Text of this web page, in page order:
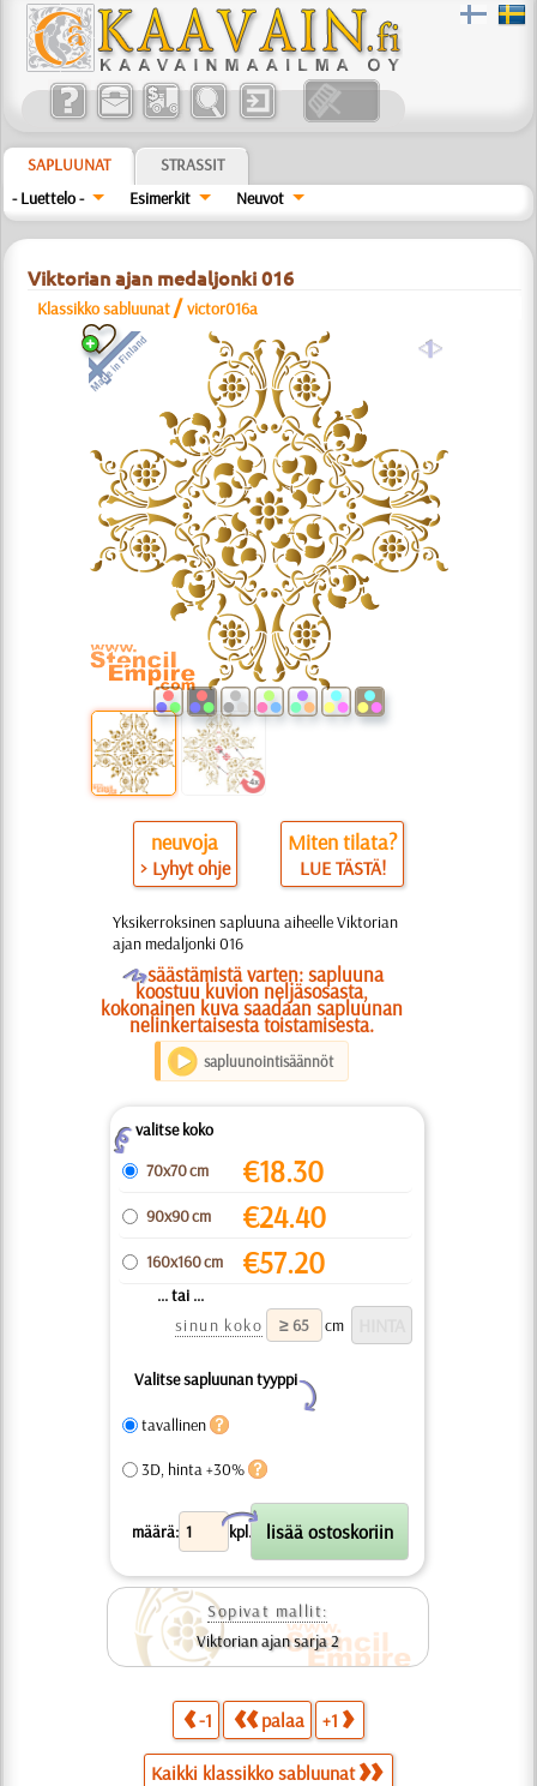
SAPLUUNAT
STRASSIT
- Luettelo -
Esimerkit Neuvot
Viktorian ajan medaljonki 016
Klassikko sabluunat /victor016a
a
neuvoja
> Lyhyt ohje
Miten tilata?
LUE TÄSTÄ!
Yksikerroksinen sapluuna aiheelle Viktorian
ajan medaljonki 016
Osäästämistä varten: sapluuna
koostuu kuvion neljäsosasta,
kokonainen kuva saadaan sapluunan
nelinkertaisesta toistamisesta.
sapluunointisäännöt
Zvalitse koko
70x70 cm
€18.30
90x90 cm €24.40
160x160 cm €57.20
... tai ...
sinun koko
cm
Valitse sapluunan tyyppi
Y
tavallinen
3D, hinta +30%
määrä: kpl.
X
Sopivat mallit:
Viktorian ajan sarja 2
-1 palaa +1
Kaikki klassikko sabluunat